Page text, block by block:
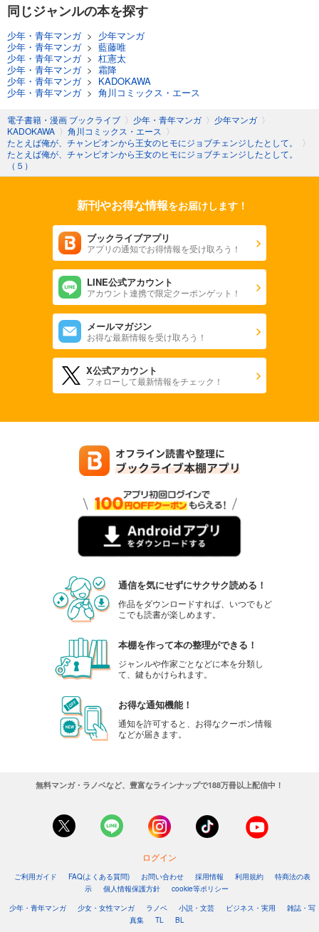
同じジャンルの本を探す
少年・青年マンガ> 少年マンガ
少年・青年マンガ> 藍藤唯
少年・青年マンガ> 杠憲太
少年・青年マンガ> 霜降
少年・青年マンガ> KADOKAWA
少年・青年マンガ> 角川コミックス・エース
電子書籍・漫画 ブックライブ 〉 少年・青年マンガ 〉 少年マンガ 〉
KADOKAWA 〉 角川コミックス・エース 〉
たとえば俺が、チャンピオンから王女のヒモにジョブチェンジしたとして。
〉
たとえば俺が、チャンピオンから王女のヒモにジョブチェンジしたとして。
（５）
新刊やお得な情報をお届けします！
ブックライブアプリ
アプリの通知でお得情報を受け取ろう！
LINE公式アカウント
アカウント連携で限定クーポンゲット！
メールマガジン
お得な最新情報を受け取ろう！
X公式アカウント
フォローして最新情報をチェック！
通信を気にせずにサクサク読める！
作品をダウンロードすれば、いつでもど
こでも読書が楽しめます。
本棚を作って本の整理ができる！
ジャンルや作家ごとなどに本を分類し
て、鍵もかけられます。
お得な通知機能！
通知を許可すると、お得なクーポン情報
などが届きます。
無料マンガ・ラノベなど、豊富なラインナップで188万冊以上配信中！
ログイン
ご利用ガイド FAQ(よくある質問) お問い合わせ 採用情報 利用規約
特商法の表
示
個人情報保護方針
cookie等ポリシー
少年・青年マンガ
少女・女性マンガ ラノベ 小説・文芸 ビジネス・実用
雑誌・写
真集
TL BL